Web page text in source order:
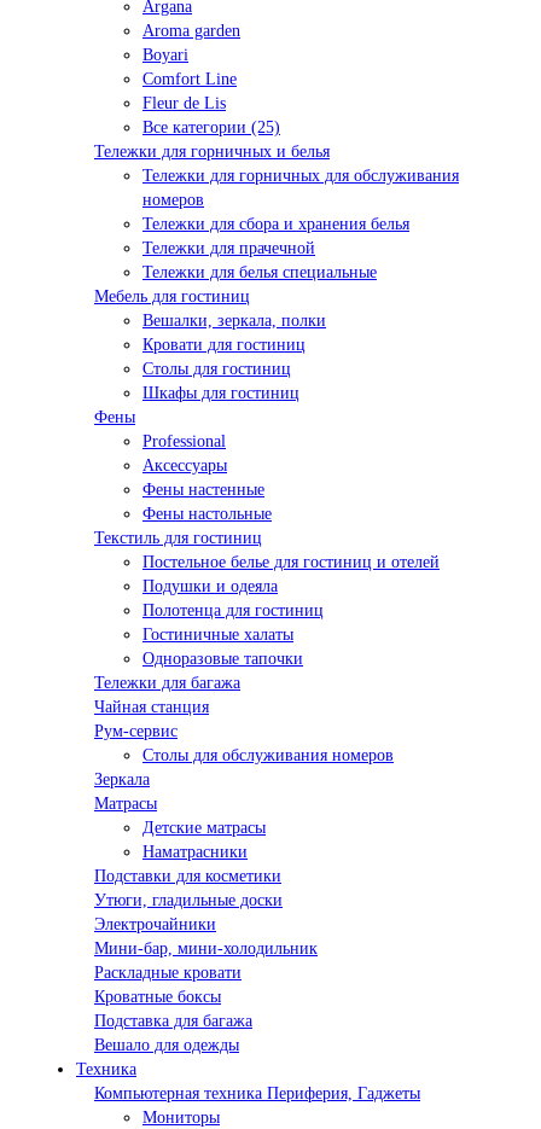
Argana
Aroma garden
Boyari
Comfort Line
Fleur de Lis
Все категории (25)
Тележки для горничных и белья
Тележки для горничных для обслуживания
номеров
Тележки для сбора и хранения белья
Тележки для прачечной
Тележки для белья специальные
Мебель для гостиниц
Вешалки, зеркала, полки
Кровати для гостиниц
Столы для гостиниц
Шкафы для гостиниц
Фены
Professional
Аксессуары
Фены настенные
Фены настольные
Текстиль для гостиниц
Постельное белье для гостиниц и отелей
Подушки и одеяла
Полотенца для гостиниц
Гостиничные халаты
Одноразовые тапочки
Тележки для багажа
Чайная станция
Рум-сервис
Столы для обслуживания номеров
Зеркала
Матрасы
Детские матрасы
Наматрасники
Подставки для косметики
Утюги, гладильные доски
Электрочайники
Мини-бар, мини-холодильник
Раскладные кровати
Кроватные боксы
Подставка для багажа
Вешало для одежды
Техника
Компьютерная техника Периферия, Гаджеты
Мониторы